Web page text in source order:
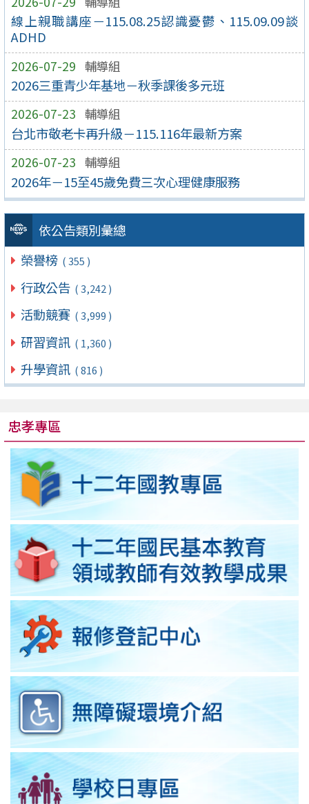
線上親職講座－115.08.25認識憂鬱、115.09.09談
ADHD
2026-07-29 輔導組
2026三重青少年基地－秋季課後多元班
2026-07-23 輔導組
台北市敬老卡再升級－115.116年最新方案
2026-07-23 輔導組
2026年－15至45歲免費三次心理健康服務
依公告類別彙總
榮譽榜 ( 355 )
行政公告 ( 3,242 )
活動競賽 ( 3,999 )
研習資訊 ( 1,360 )
升學資訊 ( 816 )
忠孝專區